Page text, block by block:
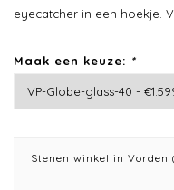
eyecatcher in een hoekje.
Maak een keuze: *
Stenen winkel in Vorden